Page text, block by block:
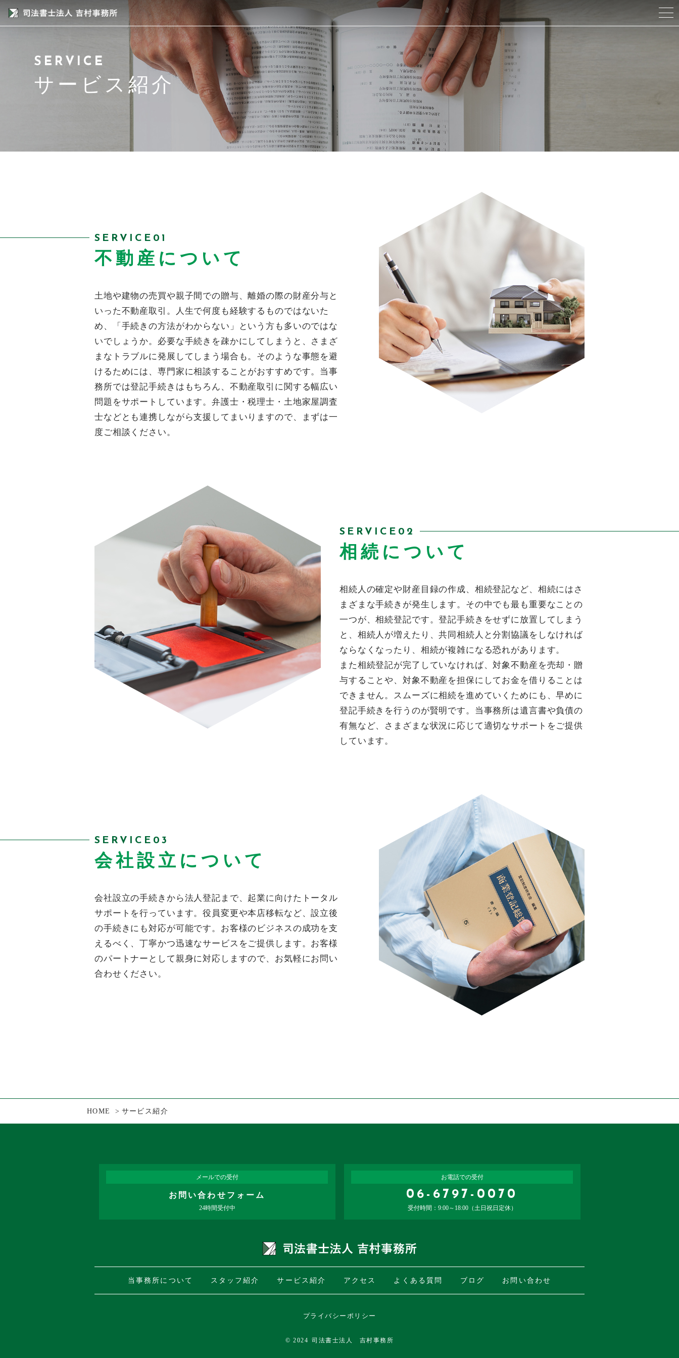
どのようなお悩みも当事務所にお任せください
メールでの受付
お問い合わせフォーム
24時間受付中
お電話での受付
06-6797-0070
受付時間：9:00～18:00（土日祝日定休）
SERVICE
サービス紹介
SERVICE01
不動産について
土地や建物の売買や親子間での贈与、離婚の際の財産分与と
いった不動産取引。人生で何度も経験するものではないた
め、「手続きの方法がわからない」という方も多いのではな
いでしょうか。必要な手続きを疎かにしてしまうと、さまざ
まなトラブルに発展してしまう場合も。そのような事態を避
けるためには、専門家に相談することがおすすめです。当事
務所では登記手続きはもちろん、不動産取引に関する幅広い
問題をサポートしています。弁護士・税理士・土地家屋調査
士などとも連携しながら支援してまいりますので、まずは一
度ご相談ください。
SERVICE02
相続について
相続人の確定や財産目録の作成、相続登記など、相続にはさ
まざまな手続きが発生します。その中でも最も重要なことの
一つが、相続登記です。登記手続きをせずに放置してしまう
と、相続人が増えたり、共同相続人と分割協議をしなければ
ならなくなったり、相続が複雑になる恐れがあります。
また相続登記が完了していなければ、対象不動産を売却・贈
与することや、対象不動産を担保にしてお金を借りることは
できません。スムーズに相続を進めていくためにも、早めに
登記手続きを行うのが賢明です。当事務所は遺言書や負債の
有無など、さまざまな状況に応じて適切なサポートをご提供
しています。
SERVICE03
会社設立について
会社設立の手続きから法人登記まで、起業に向けたトータル
サポートを行っています。役員変更や本店移転など、設立後
の手続きにも対応が可能です。お客様のビジネスの成功を支
えるべく、丁寧かつ迅速なサービスをご提供します。お客様
のパートナーとして親身に対応しますので、お気軽にお問い
合わせください。
HOME サービス紹介
メールでの受付
お問い合わせフォーム
24時間受付中
お電話での受付
06-6797-0070
受付時間：9:00～18:00（土日祝日定休）
当事務所について スタッフ紹介 サービス紹介 アクセス よくある質問 ブログ お問い合わせ
プライバシーポリシー
© 2024 司法書士法人 吉村事務所